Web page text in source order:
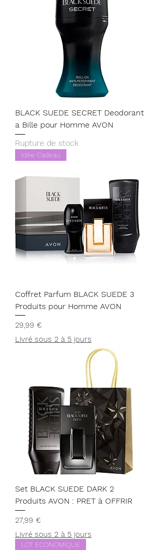
BLACK SUEDE SECRET Deodorant
a Bille pour Homme AVON
Rupture de stock
Idée Cadeau
Coffret Parfum BLACK SUEDE 3
Produits pour Homme AVON
Prix
29,99 €
Livré sous 2 à 5 jours
Set BLACK SUEDE DARK 2
Produits AVON : PRET à OFFRIR
Prix
27,99 €
Livré sous 2 à 5 jours
LOT ECONOMIQUE